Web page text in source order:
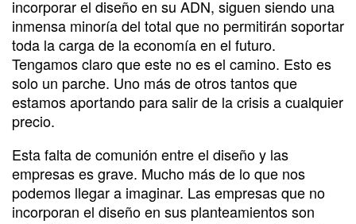
incorporar el diseño en su ADN, siguen siendo una
inmensa minoría del total que no permitirán soportar
toda la carga de la economía en el futuro.
Tengamos claro que este no es el camino. Esto es
solo un parche. Uno más de otros tantos que
estamos aportando para salir de la crisis a cualquier
precio.
Esta falta de comunión entre el diseño y las
empresas es grave. Mucho más de lo que nos
podemos llegar a imaginar. Las empresas que no
incorporan el diseño en sus planteamientos son